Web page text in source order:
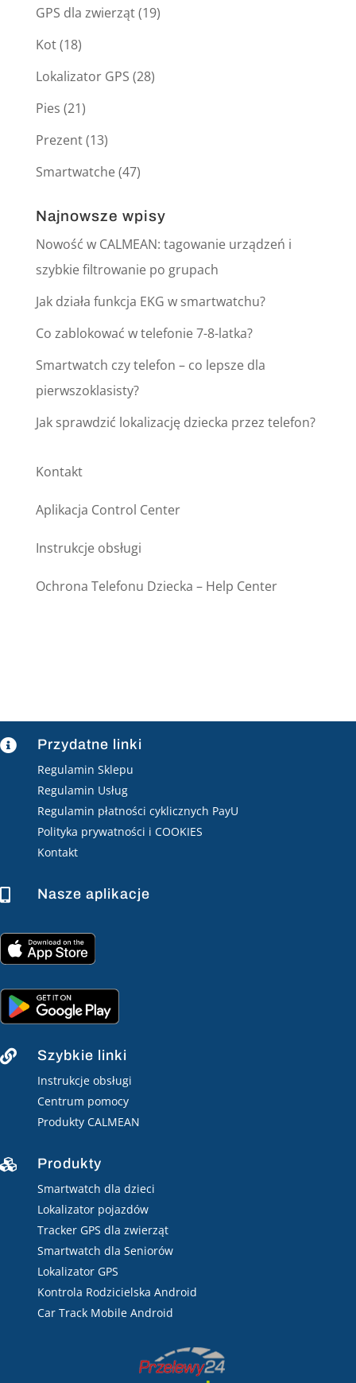
GPS dla zwierząt(19)
Kot(18)
Lokalizator GPS (28)
Pies (21)
Prezent(13)
Smartwatche(47)
Najnowsze wpisy
Nowość w CALMEAN: tagowanie urządzeń i
szybkie filtrowanie po grupach
Jak działa funkcja EKG w smartwatchu?
Co zablokować w telefonie 7-8-latka?
Smartwatch czy telefon – co lepsze dla
pierwszoklasisty?
Jak sprawdzić lokalizację dziecka przez telefon?
Kontakt
Aplikacja Control Center
Instrukcje obsługi
Ochrona Telefonu Dziecka – Help Center
 Przydatne linki
Regulamin Sklepu
Regulamin Usług
Regulamin płatności cyklicznych PayU
Polityka prywatności i COOKIES
Kontakt
 Nasze aplikacje
 Szybkie linki
Instrukcje obsługi
Centrum pomocy
Produkty CALMEAN
 Produkty
Smartwatch dla dzieci
Lokalizator pojazdów
Tracker GPS dla zwierząt
Smartwatch dla Seniorów
Lokalizator GPS
Kontrola Rodzicielska Android
Car Track Mobile Android